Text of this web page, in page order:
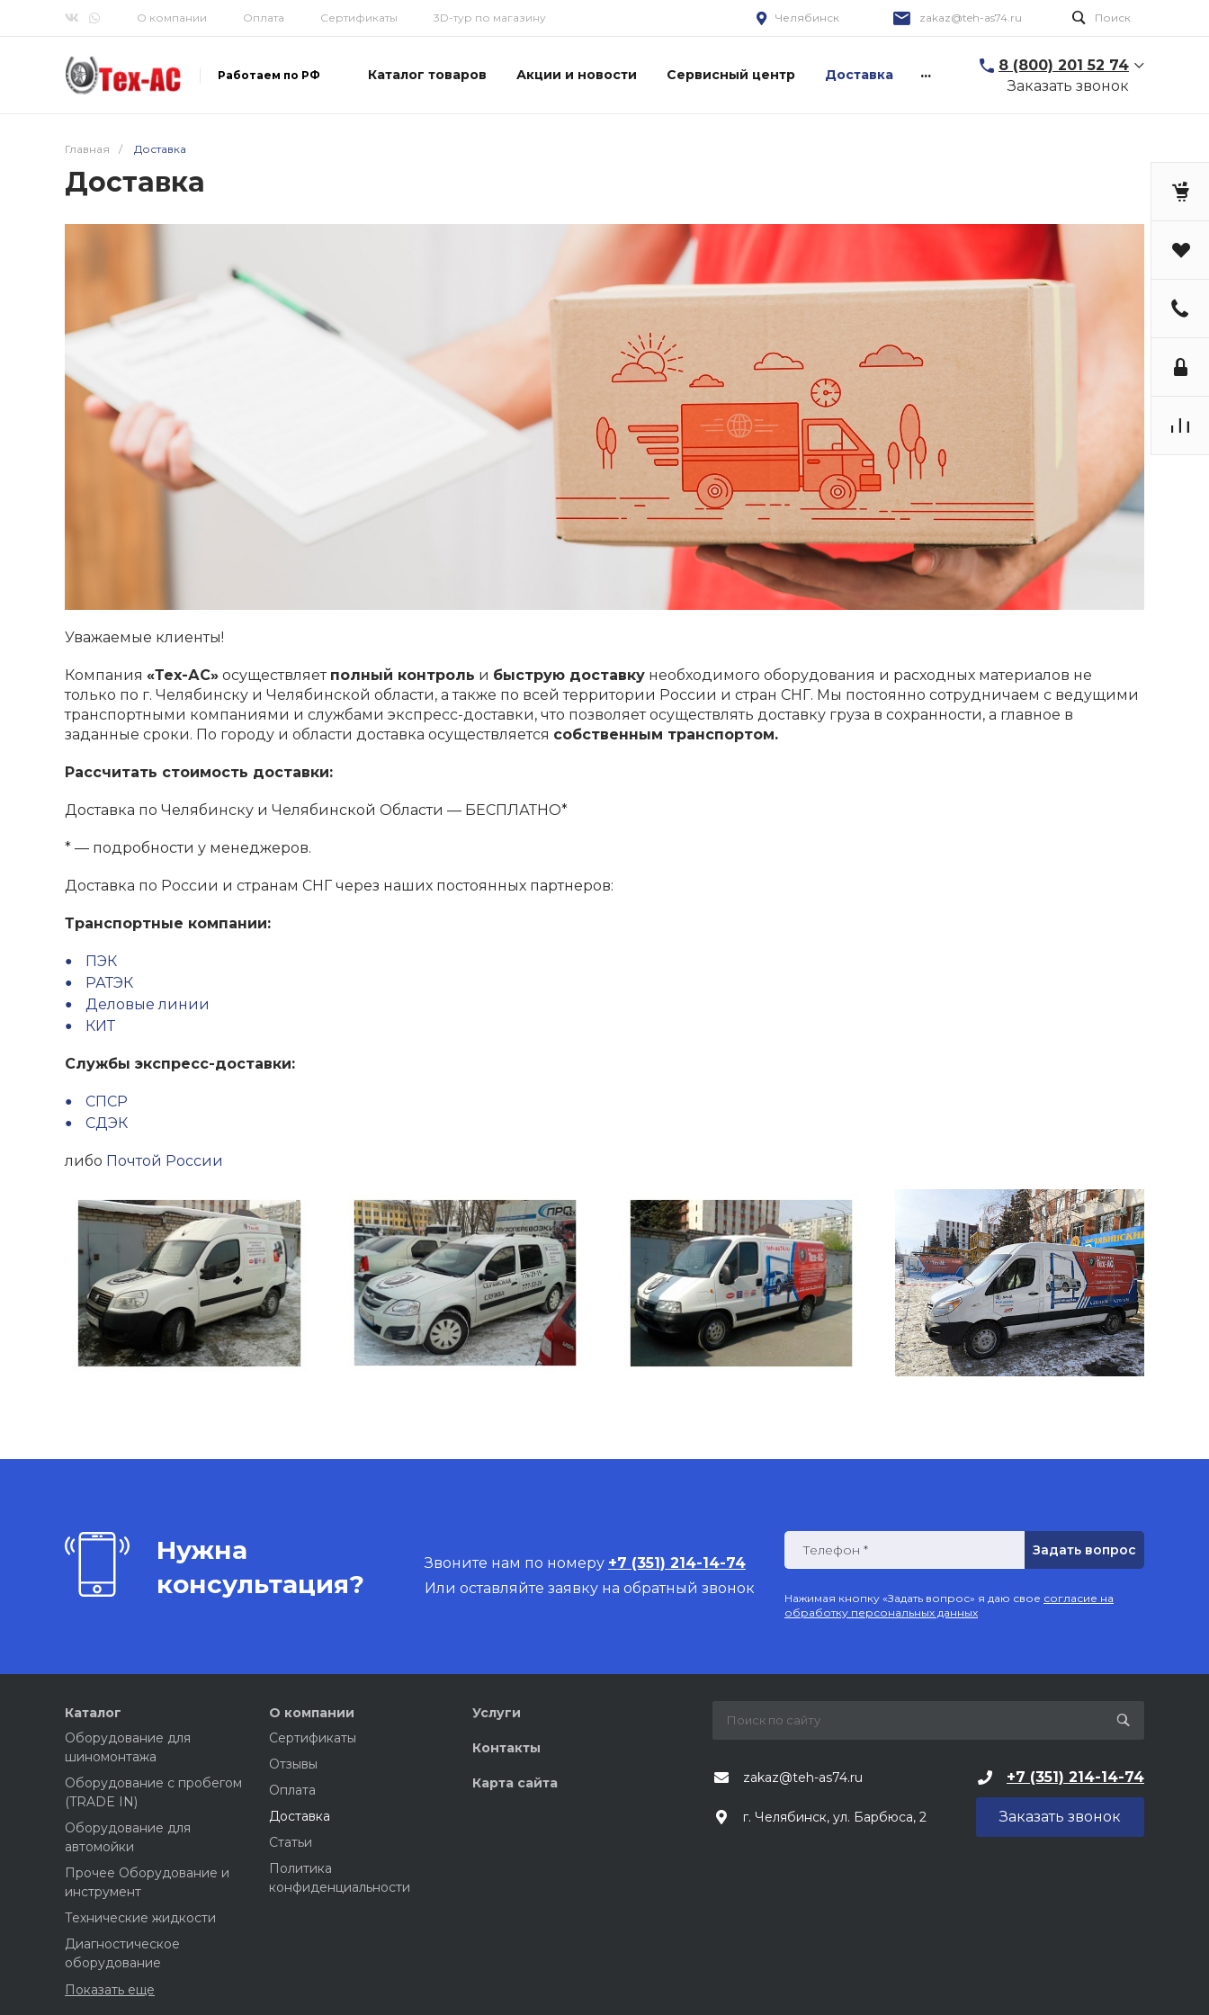
О компании Оплата Сертификаты 3D-тур по магазину Челябинск zakaz@teh-as74.ru Поиск
Работаем по РФ Каталог товаров Акции и новости Сервисный центр Доставка ...
8 (800) 201 52 74
Заказать звонок
Главная / Доставка
Доставка
Уважаемые клиенты!
Компания «Тех-АС» осуществляет полный контроль и быструю доставку необходимого оборудования и расходных материалов не
только по г. Челябинску и Челябинской области, а также по всей территории России и стран СНГ. Мы постоянно сотрудничаем с ведущими
транспортными компаниями и службами экспресс-доставки, что позволяет осуществлять доставку груза в сохранности, а главное в
заданные сроки. По городу и области доставка осуществляется собственным транспортом.
Рассчитать стоимость доставки:
Доставка по Челябинску и Челябинской Области — БЕСПЛАТНО*
* — подробности у менеджеров.
Доставка по России и странам СНГ через наших постоянных партнеров:
Транспортные компании:
ПЭК
РАТЭК
Деловые линии
КИТ
Службы экспресс-доставки:
СПСР
СДЭК
либо Почтой России
Нужна
консультация?
Звоните нам по номеру +7 (351) 214-14-74
Или оставляйте заявку на обратный звонок
Телефон *
Нажимая кнопку «Задать вопрос» я даю свое согласие на
обработку персональных данных
Каталог
Оборудование для
шиномонтажа
Оборудование с пробегом
(TRADE IN)
Оборудование для
автомойки
Прочее Оборудование и
инструмент
Технические жидкости
Диагностическое
оборудование
Показать еще
О компании
Сертификаты
Отзывы
Оплата
Доставка
Статьи
Политика
конфиденциальности
Услуги
Контакты
Карта сайта zakaz@teh-as74.ru +7 (351) 214-14-74
г. Челябинск, ул. Барбюса, 2 Заказать звонок